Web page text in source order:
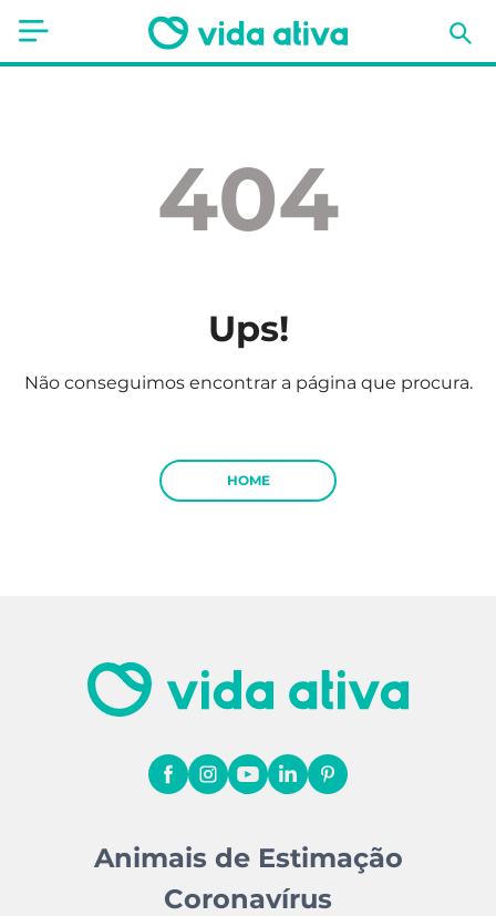
Nutrição
Mães e Bebés
404
Ups!
Não conseguimos encontrar a página que procura.
HOME
Animais de Estimação
Coronavírus